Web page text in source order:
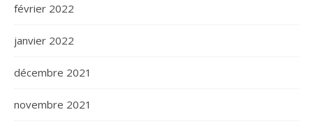
février 2022
janvier 2022
décembre 2021
novembre 2021